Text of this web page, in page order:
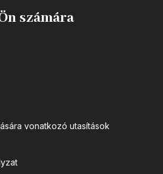
számára
vonatkozó utasítások